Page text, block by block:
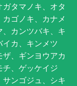
タマノキ、オタ
ゴノキ、カナメ
カンツバキ、キ
イカ、キンメツ
、ギンヨウアカ
、ゲッケイジ
ンゴジュ、シキ